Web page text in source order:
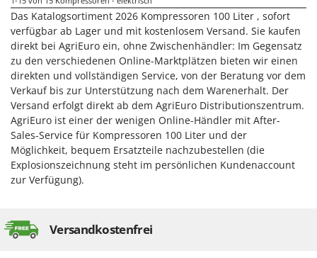
Das Katalogsortiment 2026 Kompressoren 100 Liter , sofort
verfügbar ab Lager und mit kostenlosem Versand. Sie kaufen
direkt bei AgriEuro ein, ohne Zwischenhändler: Im Gegensatz
zu den verschiedenen Online-Marktplätzen bieten wir einen
direkten und vollständigen Service, von der Beratung vor dem
Verkauf bis zur Unterstützung nach dem Warenerhalt. Der
Versand erfolgt direkt ab dem AgriEuro Distributionszentrum.
AgriEuro ist einer der wenigen Online-Händler mit After-
Sales-Service für Kompressoren 100 Liter und der
Möglichkeit, bequem Ersatzteile nachzubestellen (die
Explosionszeichnung steht im persönlichen Kundenaccount
zur Verfügung).
Versandkostenfrei